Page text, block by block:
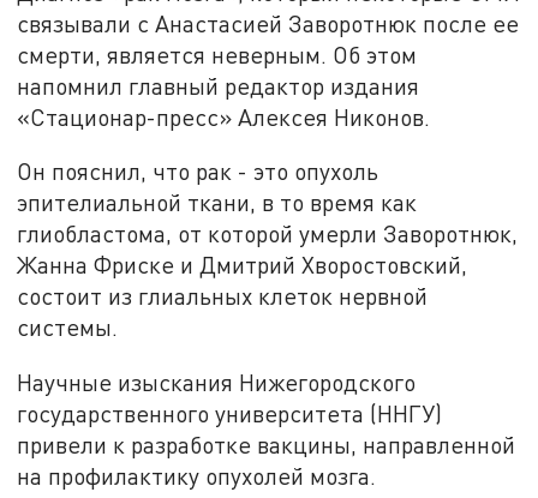
связывали с Анастасией Заворотнюк после ее
смерти, является неверным. Об этом
напомнил главный редактор издания
«Стационар-пресс» Алексея Никонов.
Он пояснил, что рак - это опухоль
эпителиальной ткани, в то время как
глиобластома, от которой умерли Заворотнюк,
Жанна Фриске и Дмитрий Хворостовский,
состоит из глиальных клеток нервной
системы.
Научные изыскания Нижегородского
государственного университета (ННГУ)
привели к разработке вакцины, направленной
на профилактику опухолей мозга.